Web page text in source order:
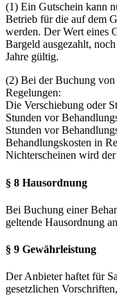
(1) Ein Gutschein kann
Betrieb für die auf dem
werden. Der Wert eines
Bargeld ausgezahlt,
Jahre gültig.
(2) Bei der Buchung
Regelungen:
Die Verschiebung oder
Stunden vor
Stunden vor
Behandlungskosten in
Nichterscheinen wird
§ 8 Hausordnung
Bei Buchung einer
geltende Hausordnung
§ 9 Gewährleistung
Der Anbieter haftet für
gesetzlichen